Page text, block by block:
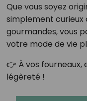
Que vous soyez
simplement
gourmandes, vous
votre mode de vie
👉 À vos
légèreté !